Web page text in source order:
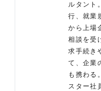
ルタント
行、就業
から上場
相談を受
求手続き
て、企業
も携わる
スター社